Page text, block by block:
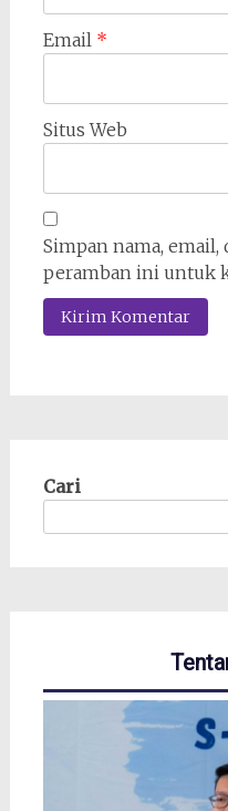
Email *
Situs Web
Simpan nama, email,
peramban ini untuk
Cari